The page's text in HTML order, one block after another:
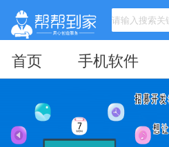
首页 手机软件